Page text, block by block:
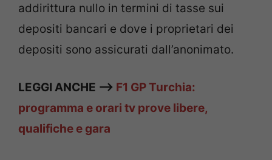
addirittura nullo in termini di tasse sui
depositi bancari e dove i proprietari dei
depositi sono assicurati dall’anonimato.
LEGGI ANCHE —> F1 GP Turchia:
programma e orari tv prove libere,
qualifiche e gara